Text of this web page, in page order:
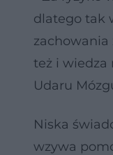
dlatego tak
też i
Udaru
Niska
wzywa